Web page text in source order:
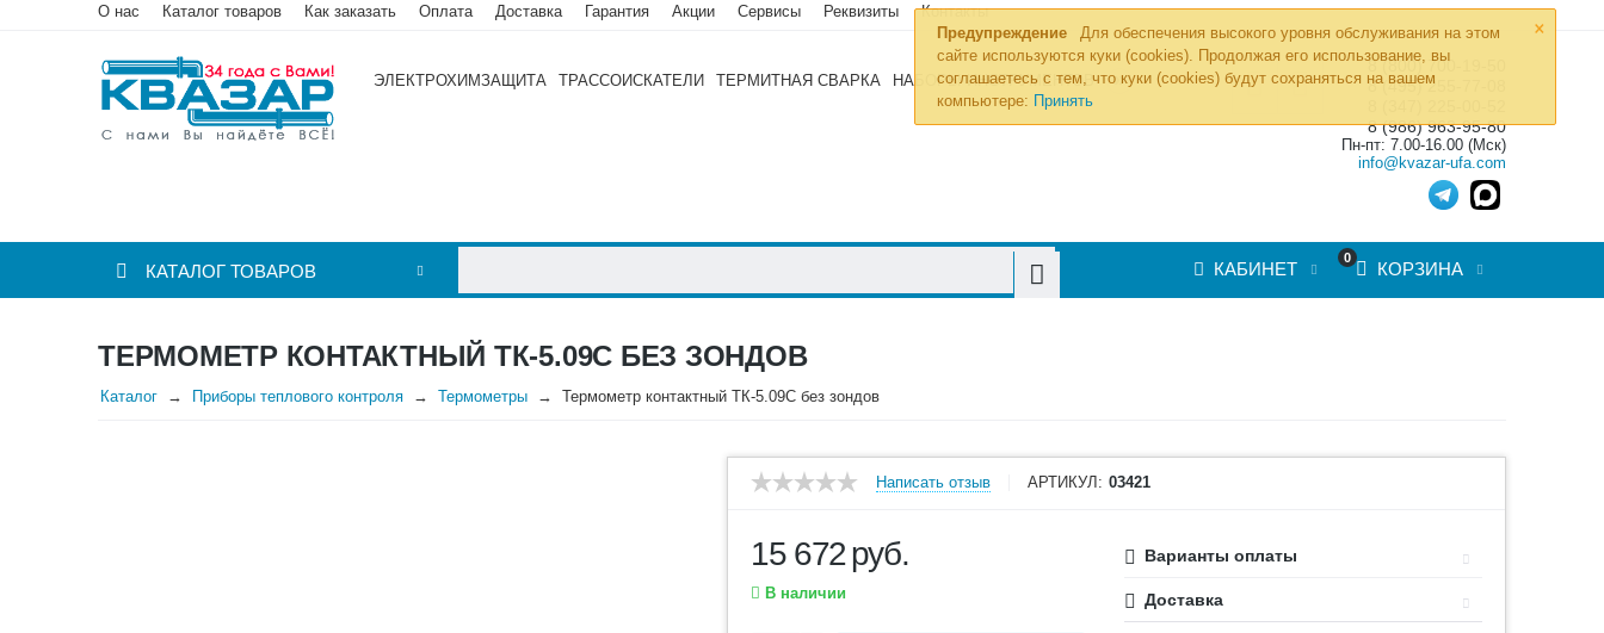
×
Предупреждение
Для обеспечения высокого уровня обслуживания на этом
сайте используются куки (cookies). Продолжая его использование, вы
соглашаетесь с тем, что куки (cookies) будут сохраняться на вашем
компьютере: Принять
О нас Каталог товаров Как заказать Оплата Доставка Гарантия Акции Сервисы Реквизиты Контакты
ЭЛЕКТРОХИМЗАЩИТА ТРАССОИСКАТЕЛИ ТЕРМИТНАЯ СВАРКА НАБОРЫ ИНСТРУМЕНТОВ »
8 (800) 700-19-50
8 (495) 255-77-08
8 (986) 963-95-80
Пн-пт: 7.00-16.00 (Мск)
info@kvazar-ufa.com
КАТАЛОГ ТОВАРОВ
0
КОРЗИНА
КАБИНЕТ
ТЕРМОМЕТР КОНТАКТНЫЙ ТК-5.09C БЕЗ ЗОНДОВ
Каталог Приборы теплового контроля Термометры Термометр контактный ТК-5.09C без зондов
Написать отзыв АРТИКУЛ: 03421
15 672руб.
В наличии
Варианты оплаты
Доставка